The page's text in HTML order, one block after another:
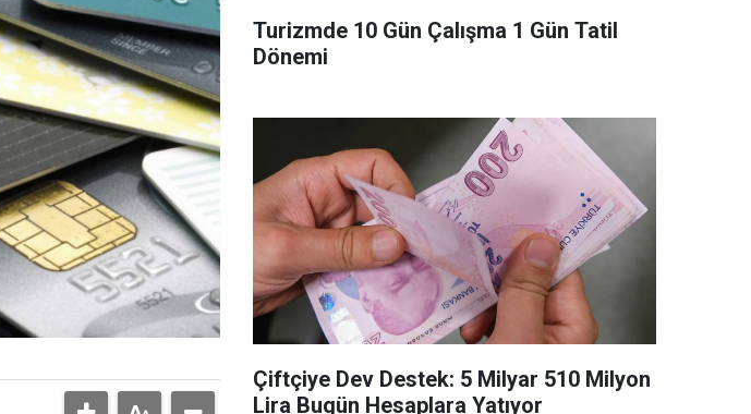
Turizmde 10 Gün Çalışma 1 Gün Tatil
Dönemi
Çiftçiye Dev Destek: 5 Milyar 510 Milyon
Lira Bugün Hesaplara Yatıyor